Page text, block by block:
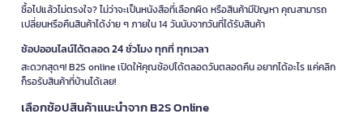
ซื้อไปแล้วไม่ตรงใจ? ไม่ว่าจะเป็นหนังสือที่เลือกผิด หรือสินค้ามีปัญหา คุณสามารถ
เปลี่ยนหรือคืนสินค้าได้ง่าย ๆ ภายใน 14 วันนับจากวันที่ได้รับสินค้า
ช้อปออนไลน์ได้ตลอด 24 ชั่วโมง ทุกที่ ทุกเวลา
สะดวกสุดๆ! B2S online เปิดให้คุณช้อปได้ตลอดวันตลอดคืน อยากได้อะไร แค่คลิก
ก็รอรับสินค้าที่บ้านได้เลย!
เลือกช้อปสินค้าแนะนำจาก B2S Online